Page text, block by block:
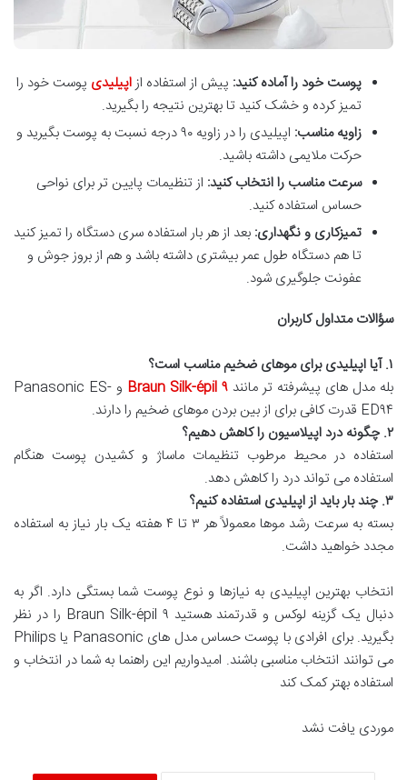
پوست خود را آماده کنید: پیش از استفاده ازاپیلیدی پوست خود را
تمیز کرده و خشک کنید تا بهترین نتیجه را بگیرید.
زاویه مناسب:
اپیلیدی را در زاویه ۹۰ درجه نسبت به پوست بگیرید و
حرکت ملایمی داشته باشید.
سرعت مناسب را انتخاب کنید: از تنظیمات پایین تر برای نواحی
حساس استفاده کنید.
تمیزکاری و نگهداری: بعد از هر بار استفاده سری دستگاه را تمیز کنید
تا هم دستگاه طول عمر بیشتری داشته باشد و هم از بروز جوش و
عفونت جلوگیری شود.
سؤالات متداول کاربران
۱. آیا اپیلیدی برای موهای ضخیم مناسب است؟
بله مدل های پیشرفته تر مانند Braun Silk-épil ۹
و Panasonic ES-
ED۹۴ قدرت کافی برای از بین بردن موهای ضخیم را دارند.
۲. چگونه درد اپیلاسیون را کاهش دهیم؟
استفاده در محیط مرطوب تنظیمات ماساژ و کشیدن پوست هنگام
استفاده می تواند درد را کاهش دهد.
۳. چند بار باید از اپیلیدی استفاده کنیم؟
بسته به سرعت رشد موها معمولاً هر ۳ تا ۴ هفته یک بار نیاز به استفاده
مجدد خواهید داشت.
انتخاب بهترین اپیلیدی به نیازها و نوع پوست شما بستگی دارد. اگر به
دنبال یک گزینه لوکس و قدرتمند هستید Braun Silk-épil ۹ را در نظر
بگیرید. برای افرادی با پوست حساس مدل های Panasonic یا Philips
می توانند انتخاب مناسبی باشند. امیدواریم این راهنما به شما در انتخاب و
استفاده بهتر کمک کند
موردی یافت نشد